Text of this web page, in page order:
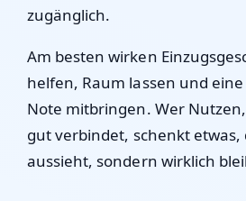
zugänglich.
Am besten wirken
helfen, Raum lassen und
Note mitbringen. Wer
gut verbindet, schenkt
aussieht, sondern wirklich